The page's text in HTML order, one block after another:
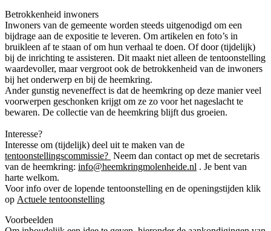
Tijdmachine
Betrokkenheid inwoners
Inwoners van de gemeente worden steeds uitgenodigd om een
bijdrage aan de expositie te leveren. Om artikelen en foto’s in
bruikleen af te staan of om hun verhaal te doen. Of door (tijdelijk)
bij de inrichting te assisteren. Dit maakt niet alleen de tentoonstelling
waardevoller, maar vergroot ook de betrokkenheid van de inwoners
bij het onderwerp en bij de heemkring.
Ander gunstig neveneffect is dat de heemkring op deze manier veel
voorwerpen geschonken krijgt om ze zo voor het nageslacht te
bewaren. De collectie van de heemkring blijft dus groeien.
Interesse?
Interesse om (tijdelijk) deel uit te maken van de
tentoonstellingscommissie? Neem dan contact op met de secretaris
van de heemkring: info@heemkringmolenheide.nl . Je bent van
harte welkom.
Voor info over de lopende tentoonstelling en de openingstijden klik
op Actuele tentoonstelling
Voorbeelden